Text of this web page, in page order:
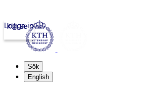
kth.se
Logga in
Sök
English